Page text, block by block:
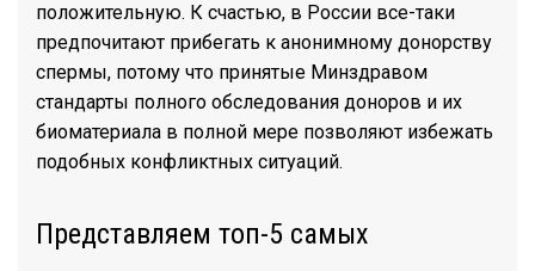
положительную. К счастью, в России все-таки
предпочитают прибегать к анонимному донорству
спермы, потому что принятые Минздравом
стандарты полного обследования доноров и их
биоматериала в полной мере позволяют избежать
подобных конфликтных ситуаций.
Представляем топ-5 самых